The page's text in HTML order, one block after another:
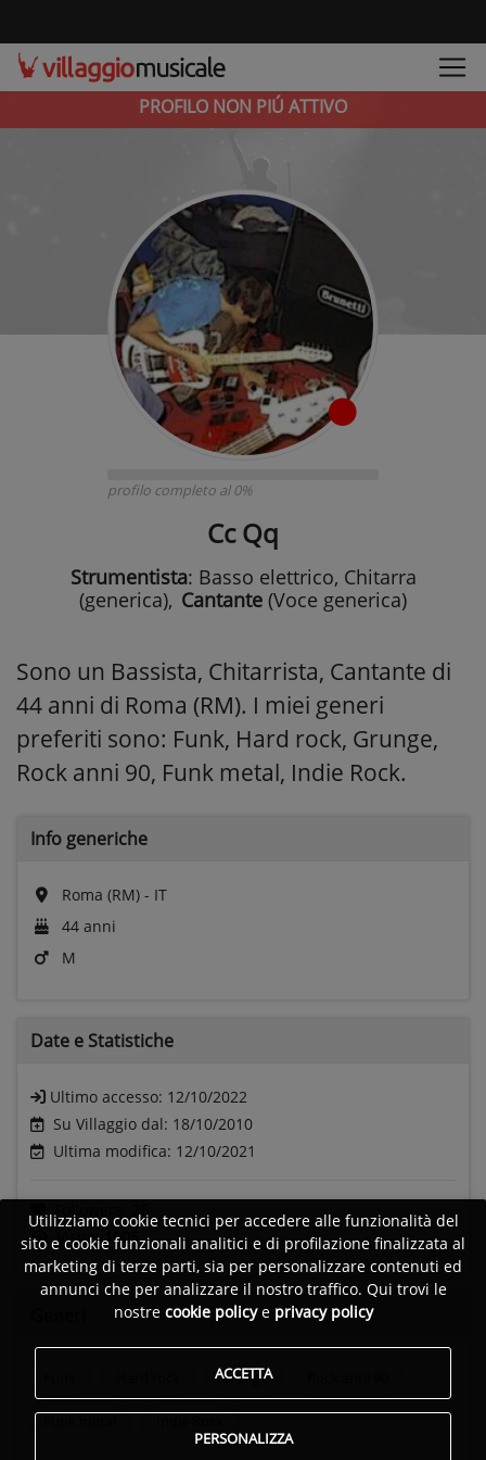
PROFILO NON PIÚ ATTIVO
profilo completo al 0%
Cc Qq
Strumentista: Basso elettrico, Chitarra
(generica), Cantante (Voce generica)
Sono un Bassista, Chitarrista, Cantante di
44 anni di Roma (RM). I miei generi
preferiti sono: Funk, Hard rock, Grunge,
Rock anni 90, Funk metal, Indie Rock.
Info generiche
Roma (RM) - IT
44 anni
M
Date e Statistiche
Ultimo accesso: 12/10/2022
Su Villaggio dal: 18/10/2010
Ultima modifica: 12/10/2021
Visite:1005
Grunge
Utilizziamo cookie tecnici per accedere alle funzionalità del
sito e cookie funzionali analitici e di profilazione finalizzata al
marketing di terze parti, sia per personalizzare contenuti ed
annunci che per analizzare il nostro traffico. Qui trovi le
nostre cookie policye privacy policy
ACCETTA
PERSONALIZZA